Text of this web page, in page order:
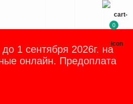
1 сентября 2026г. на
онлайн. Предоплата
0